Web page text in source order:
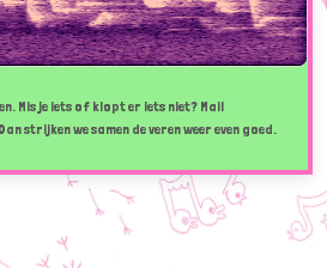
Mis je iets of klopt er iets niet? Mail
strijken we samen de veren weer even goed.